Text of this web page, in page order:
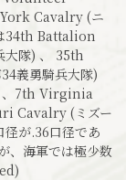
Cavalry (ニ
34th Battalion
隊) 、 35th
義勇騎兵大隊)
、7th Virginia
Cavalry (ミズー
径が.36口径であ
、海軍では極少数